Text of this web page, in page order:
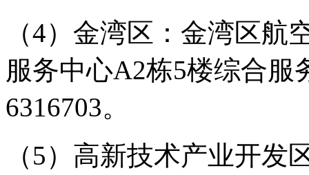
（4）金湾区：金湾区航
服务中心A2栋5楼综合服
6316703。
（5）高新技术产业开